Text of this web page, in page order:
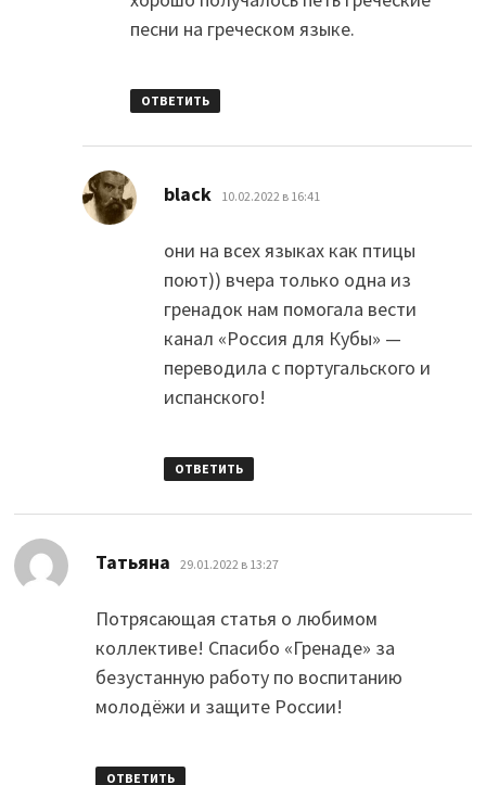
песни на греческом языке.
ОТВЕТИТЬ
black 10.02.2022 в 16:41
они на всех языках как птицы
поют)) вчера только одна из
гренадок нам помогала вести
канал «Россия для Кубы» —
переводила с португальского и
испанского!
ОТВЕТИТЬ
Татьяна 29.01.2022 в 13:27
Потрясающая статья о любимом
коллективе! Спасибо «Гренаде» за
безустанную работу по воспитанию
молодёжи и защите России!
ОТВЕТИТЬ